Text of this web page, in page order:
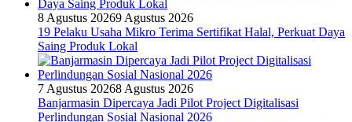
8 Agustus 20269 Agustus 2026
19 Pelaku Usaha Mikro Terima Sertifikat Halal, Perkuat Daya
Saing Produk Lokal
7 Agustus 20268 Agustus 2026
Banjarmasin Dipercaya Jadi Pilot Project Digitalisasi
Perlindungan Sosial Nasional 2026